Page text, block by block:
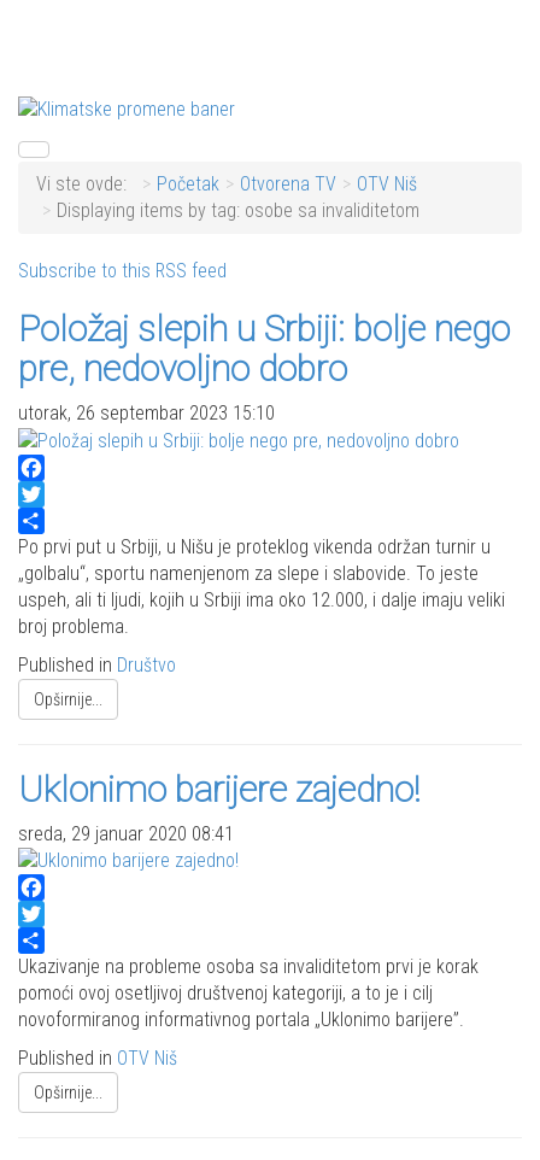
Vi ste ovde: Početak Otvorena TV
OTV Niš
Displaying items by tag: osobe sa invaliditetom
Subscribe to this RSS feed
Položaj slepih u Srbiji: bolje nego
pre, nedovoljno dobro
utorak, 26 septembar 2023 15:10
Facebook
Twitter
Share
Po prvi put u Srbiji, u Nišu je proteklog vikenda održan turnir u
„golbalu“, sportu namenjenom za slepe i slabovide. To jeste
uspeh, ali ti ljudi, kojih u Srbiji ima oko 12.000, i dalje imaju veliki
broj problema.
Published in Društvo
Opširnije...
Uklonimo barijere zajedno!
sreda, 29 januar 2020 08:41
Facebook
Twitter
Share
Ukazivanje na probleme osoba sa invaliditetom prvi je korak
pomoći ovoj osetljivoj društvenoj kategoriji, a to je i cilj
novoformiranog informativnog portala „Uklonimo barijere”.
Published in OTV Niš
Opširnije...